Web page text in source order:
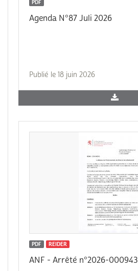
PDF
Agenda N°87 Juli 2026
Publié le 18 juin 2026
PDF REIDER
ANF - Arrêté n°2026-000943